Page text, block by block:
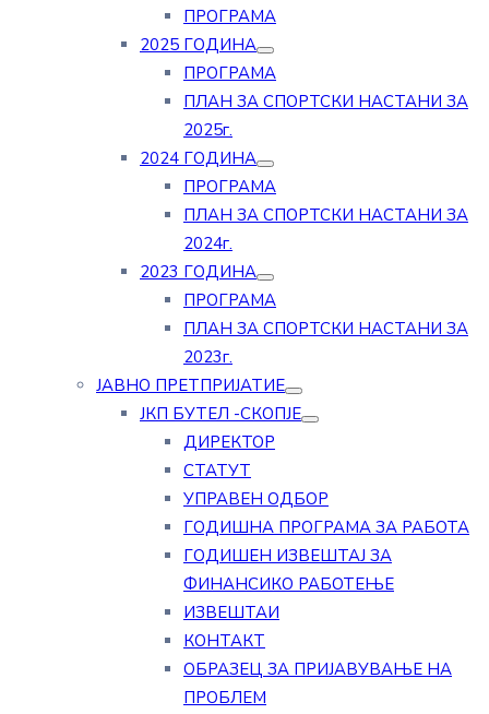
ПРОГРАМА
2025 ГОДИНА
ПРОГРАМА
ПЛАН ЗА СПОРТСКИ НАСТАНИ ЗА
2025г.
2024 ГОДИНА
ПРОГРАМА
ПЛАН ЗА СПОРТСКИ НАСТАНИ ЗА
2024г.
2023 ГОДИНА
ПРОГРАМА
ПЛАН ЗА СПОРТСКИ НАСТАНИ ЗА
2023г.
ЈАВНО ПРЕТПРИЈАТИЕ
ЈКП БУТЕЛ -СКОПЈЕ
ДИРЕКТОР
СТАТУТ
УПРАВЕН ОДБОР
ГОДИШНА ПРОГРАМА ЗА РАБОТА
ГОДИШЕН ИЗВЕШТАЈ ЗА
ФИНАНСИКО РАБОТЕЊЕ
ИЗВЕШТАИ
КОНТАКТ
ОБРАЗЕЦ ЗА ПРИЈАВУВАЊЕ НА
ПРОБЛЕМ